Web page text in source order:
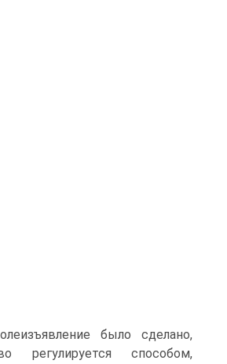
было сделано,
регулируется способом,